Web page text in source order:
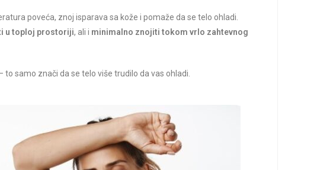
poveća, znoj isparava sa kože i pomaže da se telo ohladi.
u toploj prostoriji, ali i minimalno znojiti tokom vrlo zahtevnog
to samo znači da se telo više trudilo da vas ohladi.